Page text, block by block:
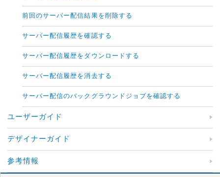
前回のサーバー配信結果を削除する
サーバー配信履歴を確認する
サーバー配信履歴をダウンロードする
サーバー配信履歴を消去する
サーバー配信のバックグラウンドジョブを確認する
ユーザーガイド
デザイナーガイド
参考情報